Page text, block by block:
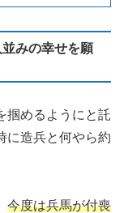
みの幸せを願
掴めるようにと託
に造兵と何やら約
今度は兵馬が付喪